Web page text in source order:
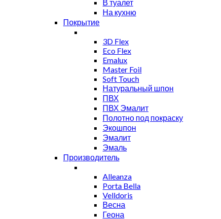
В туалет
На кухню
Покрытие
3D Flex
Eco Flex
Emalux
Master Foil
Soft Touch
Натуральный шпон
ПВХ
ПВХ Эмалит
Полотно под покраску
Экошпон
Эмалит
Эмаль
Производитель
Alleanza
Porta Bella
Velldoris
Весна
Геона